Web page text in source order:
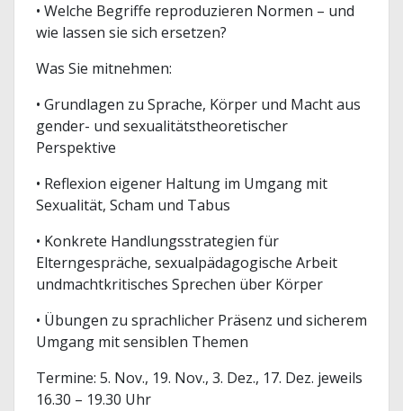
• Welche Begriffe reproduzieren Normen – und
wie lassen sie sich ersetzen?
Was Sie mitnehmen:
• Grundlagen zu Sprache, Körper und Macht aus
gender- und sexualitätstheoretischer
Perspektive
• Reflexion eigener Haltung im Umgang mit
Sexualität, Scham und Tabus
• Konkrete Handlungsstrategien für
Elterngespräche, sexualpädagogische Arbeit
undmachtkritisches Sprechen über Körper
• Übungen zu sprachlicher Präsenz und sicherem
Umgang mit sensiblen Themen
Termine: 5. Nov., 19. Nov., 3. Dez., 17. Dez. jeweils
16.30 – 19.30 Uhr